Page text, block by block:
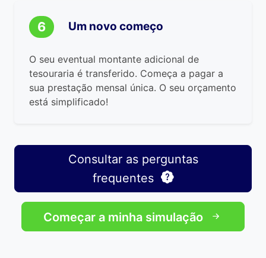
6 Um novo começo
O seu eventual montante adicional de
tesouraria é transferido. Começa a pagar a
sua prestação mensal única. O seu orçamento
está simplificado!
Consultar as perguntas
frequentes
Começar a minha simulação